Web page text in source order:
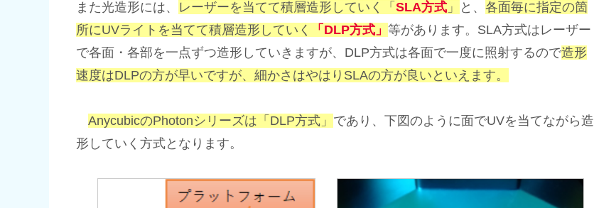
また光造形には、 レーザーを当てて積層造形していく「 SLA方式 」 と、 各面毎に指定の箇
所にUVライトを当てて積層造形していく
「DLP方式」 等があります。SLA方式はレーザー
で各面・各部を一点ずつ造形していきますが、DLP方式は各面で一度に照射するので造形
速度はDLPの方が早いですが、細かさはやはりSLAの方が良いといえます。
AnycubicのPhotonシリーズは「DLP方式」 であり、下図のように面でUVを当てながら造
形していく方式となります。